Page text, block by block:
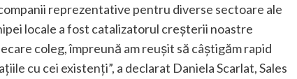
reprezentative pentru diverse sectoare ale
locale a fost catalizatorul creșterii noastre
coleg, împreună am reușit să câștigăm rapid
cu cei existenți”, a declarat Daniela Scarlat, Sales